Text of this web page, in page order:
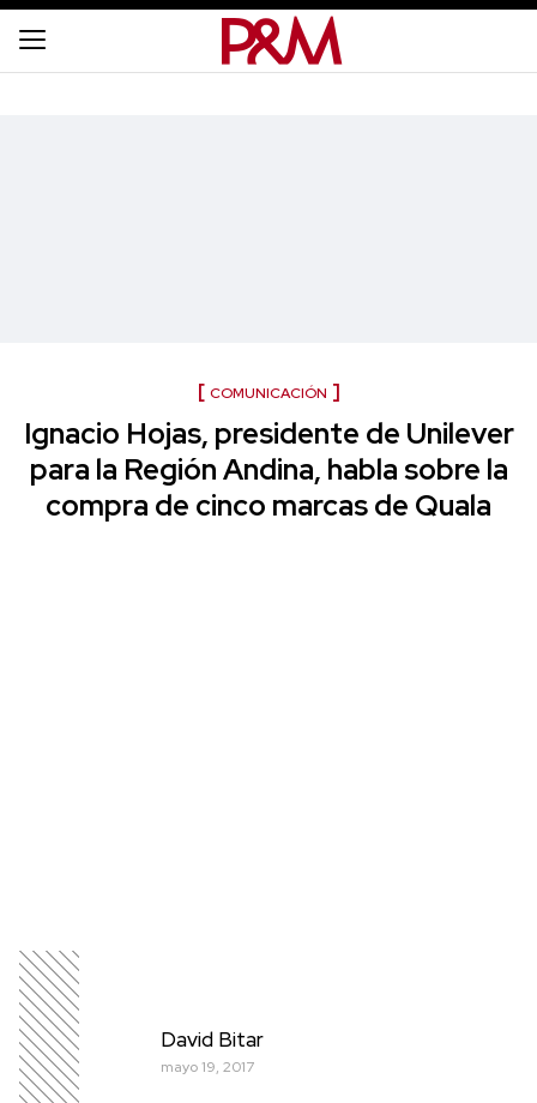
COMUNICACIÓN
Ignacio Hojas, presidente de Unilever
para la Región Andina, habla sobre la
compra de cinco marcas de Quala
David Bitar
mayo 19, 2017